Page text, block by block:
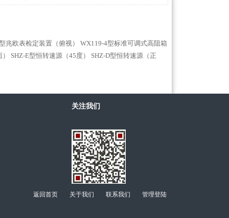
兆欧表检定装置（俯视）
WX119-4型标准可调式高阻箱
SHZ-E型恒转速源（45度） SHZ-D型恒转速源（正
关注我们
返回首页 关于我们 联系我们 管理登陆